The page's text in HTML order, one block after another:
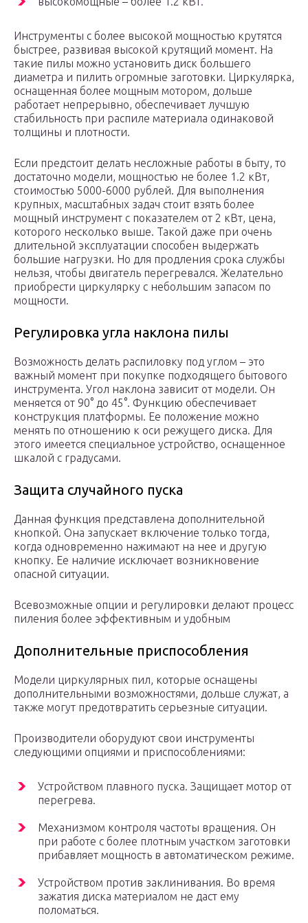
Инструменты с более высокой мощностью крутятся
быстрее, развивая высокой крутящий момент. На
такие пилы можно установить диск большего
диаметра и пилить огромные заготовки. Циркулярка,
оснащенная более мощным мотором, дольше
работает непрерывно, обеспечивает лучшую
стабильность при распиле материала одинаковой
толщины и плотности.
Если предстоит делать несложные работы в быту, то
достаточно модели, мощностью не более 1.2 кВт,
стоимостью 5000-6000 рублей. Для выполнения
крупных, масштабных задач стоит взять более
мощный инструмент с показателем от 2 кВт, цена,
которого несколько выше. Такой даже при очень
длительной эксплуатации способен выдержать
большие нагрузки. Но для продления срока службы
нельзя, чтобы двигатель перегревался. Желательно
приобрести циркулярку с небольшим запасом по
мощности.
Регулировка угла наклона пилы
Возможность делать распиловку под углом – это
важный момент при покупке подходящего бытового
инструмента. Угол наклона зависит от модели. Он
меняется от 90° до 45°. Функцию обеспечивает
конструкция платформы. Ее положение можно
менять по отношению к оси режущего диска. Для
этого имеется специальное устройство, оснащенное
шкалой с градусами.
Защита случайного пуска
Данная функция представлена дополнительной
кнопкой. Она запускает включение только тогда,
когда одновременно нажимают на нее и другую
кнопку. Ее наличие исключает возникновение
опасной ситуации.
Всевозможные опции и регулировки делают процесс
пиления более эффективным и удобным
Дополнительные приспособления
Модели циркулярных пил, которые оснащены
дополнительными возможностями, дольше служат, а
также могут предотвратить серьезные ситуации.
Производители оборудуют свои инструменты
следующими опциями и приспособлениями:
Устройством плавного пуска. Защищает мотор от
перегрева.
Механизмом контроля частоты вращения. Он
при работе с более плотным участком заготовки
прибавляет мощность в автоматическом режиме.
Устройством против заклинивания. Во время
зажатия диска материалом не даст ему
поломаться.